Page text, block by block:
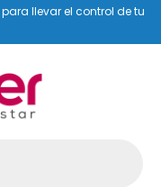
para llevar el control de tu